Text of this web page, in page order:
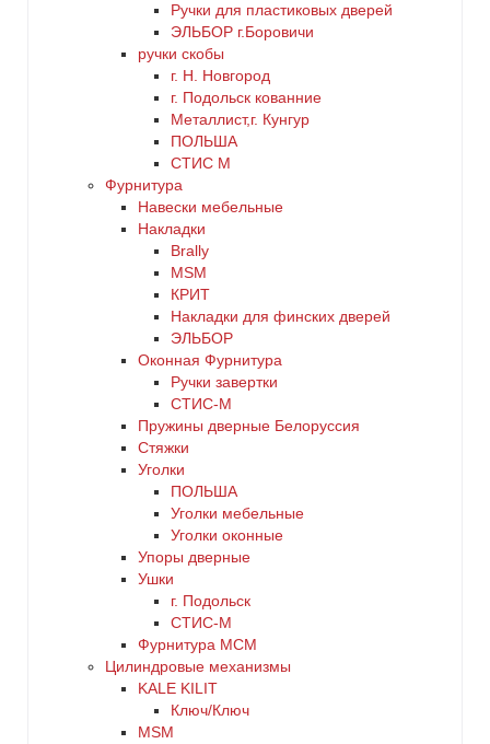
Ручки для пластиковых дверей
ЭЛЬБОР г.Боровичи
ручки скобы
г. Н. Новгород
г. Подольск кованние
Металлист,г. Кунгур
ПОЛЬША
СТИС М
Фурнитура
Навески мебельные
Накладки
Brally
MSM
КРИТ
Накладки для финских дверей
ЭЛЬБОР
Оконная Фурнитура
Ручки завертки
СТИС-М
Пружины дверные Белоруссия
Стяжки
Уголки
ПОЛЬША
Уголки мебельные
Уголки оконные
Упоры дверные
Ушки
г. Подольск
СТИС-М
Фурнитура МСМ
Цилиндровые механизмы
KALE KILIT
Ключ/Ключ
MSM